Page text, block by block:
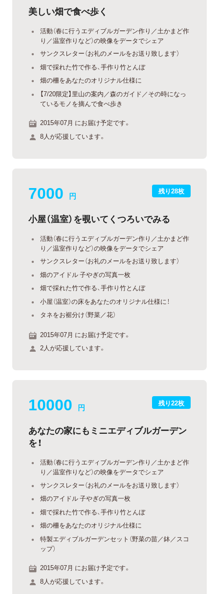
美しい畑で食べ歩く
活動（春に行うエディブルガーデン作り／土かまど作
り／温室作りなど）の映像をデータでシェア
サンクスレター（お礼のメールをお送り致します）
畑で採れた竹で作る、手作り竹とんぼ
畑の柵をあなたのオリジナル仕様に
【7/20限定】里山の案内／森のガイド／その時になっ
ているモノを摘んで食べ歩き
2015年07月 にお届け予定です。
8人が応援しています。
残り28枚
7000 円
小屋（温室）を覗いてくつろいでみる
活動（春に行うエディブルガーデン作り／土かまど作
り／温室作りなど）の映像をデータでシェア
サンクスレター（お礼のメールをお送り致します）
畑のアイドル 子やぎの写真一枚
畑で採れた竹で作る、手作り竹とんぼ
小屋（温室）の床をあなたのオリジナル仕様に！
タネをお裾分け（野菜／花）
2015年07月 にお届け予定です。
2人が応援しています。
残り22枚
10000 円
あなたの家にもミニエディブルガーデン
を！
活動（春に行うエディブルガーデン作り／土かまど作
り／温室作りなど）の映像をデータでシェア
サンクスレター（お礼のメールをお送り致します）
畑のアイドル 子やぎの写真一枚
畑で採れた竹で作る、手作り竹とんぼ
畑の柵をあなたのオリジナル仕様に
特製エディブルガーデンセット（野菜の苗／鉢／スコ
ップ）
2015年07月 にお届け予定です。
8人が応援しています。